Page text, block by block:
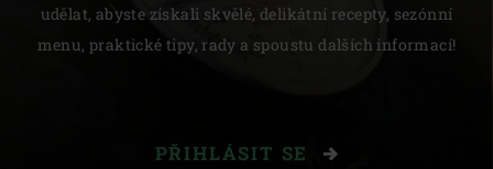
udělat, abyste získali skvělé, delikátní recepty, sezónní
menu, praktické tipy, rady a spoustu dalších informací!
PŘIHLÁSIT SE